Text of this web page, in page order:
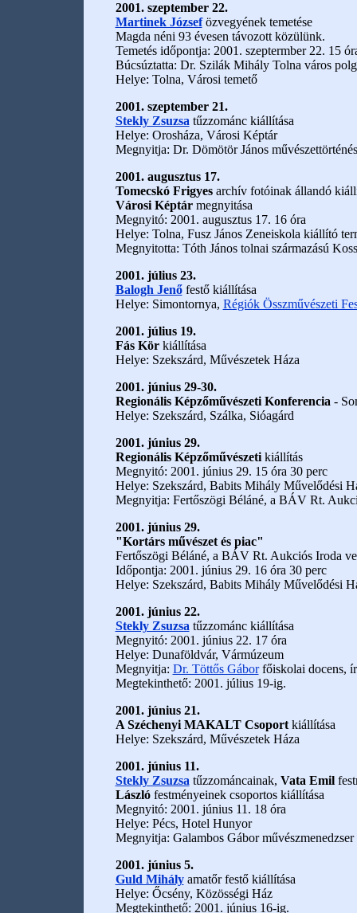
2001. szeptember 22.
Martinek Józsefözvegyének temetése
Magda néni 93 évesen távozott közülünk.
Temetés időpontja: 2001. szeptermber 22. 15
Búcsúztatta: Dr. Szilák Mihály Tolna város
Helye: Tolna, Városi temető
2001. szeptember 21.
Stekly Zsuzsa tűzzománc kiállítása
Helye: Orosháza, Városi Képtár
Megnyitja: Dr. Dömötör János
2001. augusztus 17.
Tomecskó Frigyesarchív fotóinak állandó
Városi Képtár megnyitása
Megnyitó: 2001. augusztus 17. 16 óra
Helye: Tolna, Fusz János Zeneiskola kiállító
Megnyitotta: Tóth János tolnai származású
2001. július 23.
Balogh Jenőfestő kiállítása
Helye: Simontornya, Régiók Összművészeti
2001. július 19.
Fás Körkiállítása
Helye: Szekszárd, Művészetek Háza
2001. június 29-30.
Regionális Képzőművészeti Konferencia -
Helye: Szekszárd, Szálka, Sióagárd
2001. június 29.
Regionális Képzőművészeti kiállítás
Megnyitó: 2001. június 29. 15 óra 30 perc
Helye: Szekszárd, Babits Mihály Művelődési
Megnyitja: Fertőszögi Béláné, a BÁV Rt.
2001. június 29.
"Kortárs művészet és piac"
Fertőszögi Béláné, a BÁV Rt. Aukciós Iroda
Időpontja: 2001. június 29. 16 óra 30 perc
Helye: Szekszárd, Babits Mihály Művelődési
2001. június 22.
Stekly Zsuzsa tűzzománc kiállítása
Megnyitó: 2001. június 22. 17 óra
Helye: Dunaföldvár, Vármúzeum
Megnyitja: Dr. Töttős Gáborfőiskolai docens,
Megtekinthető: 2001. július 19-ig.
2001. június 21.
A Széchenyi MAKALT Csoportkiállítása
Helye: Szekszárd, Művészetek Háza
2001. június 11.
Stekly Zsuzsa tűzzománcainak, Vata Emil
Lászlófestményeinek csoportos kiállítása
Megnyitó: 2001. június 11. 18 óra
Helye: Pécs, Hotel Hunyor
Megnyitja: Galambos Gábor művészmenedzser
2001. június 5.
Guld Mihályamatőr festő kiállítása
Helye: Őcsény, Közösségi Ház
Megtekinthető: 2001. június 16-ig.